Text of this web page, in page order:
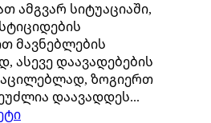
ამგვარ სიტუაციაში,
მავნებლების
ასევე დაავადებების
ზოგიერთ
დაავადდეს...